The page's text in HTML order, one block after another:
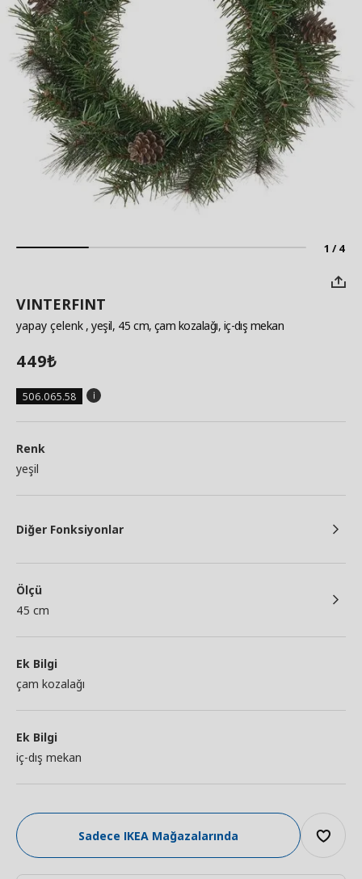
1 / 4
VINTERFINT
yapay çelenk , yeşil, 45 cm, çam kozalağı, iç-dış mekan
449₺
506.065.58
Renk
yeşil
Diğer Fonksiyonlar
Ölçü
45 cm
Ek Bilgi
çam kozalağı
Ek Bilgi
iç-dış mekan
Sadece IKEA Mağazalarında